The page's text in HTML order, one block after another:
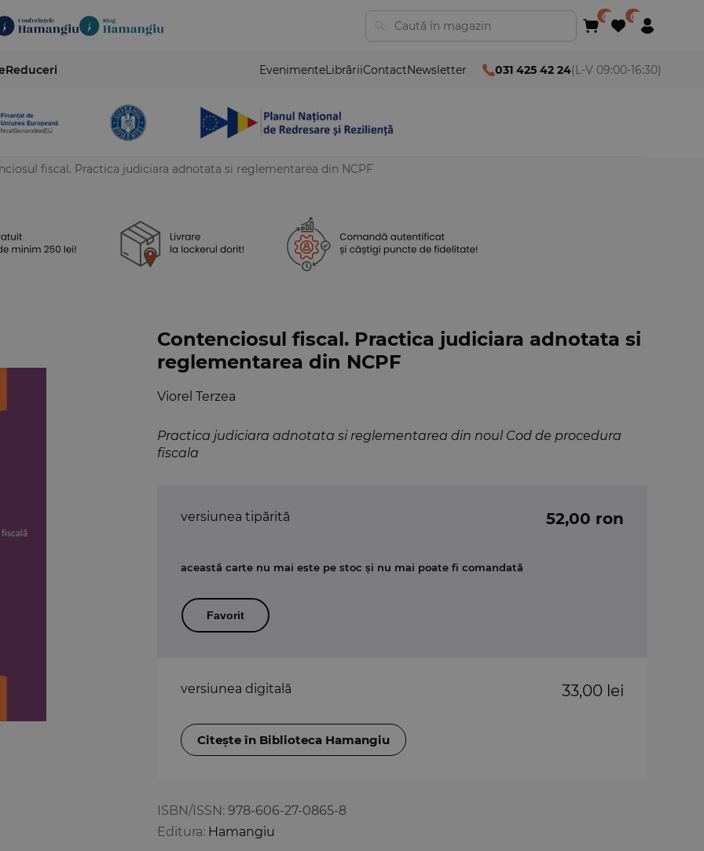
Reduceri EvenimenteLibrăriiContactNewsletter 031 425 42 24(L-V 09:00-16:30)
fiscal. Practica judiciara adnotata si reglementarea din NCPF
Contenciosul fiscal. Practica judiciara adnotata si
reglementarea din NCPF
Practica judiciara adnotata si reglementarea din noul Cod de procedura
fiscala
Viorel Terzea
ISBN/ISSN: 978-606-27-0865-8
Editura: Hamangiu
versiunea tipărită 52,00 ron
această carte nu mai este pe stoc și nu mai poate fi comandată
Favorit
versiunea digitală 33,00 lei
Citește în Biblioteca Hamangiu